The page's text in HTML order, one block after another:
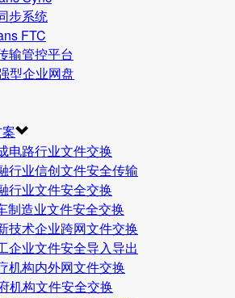
步系统
FTC
输管控平台
型企业网盘
电路行业文件交换
行业信创文件安全传输
行业文件安全交换
制造业文件安全交换
技术企业跨网文件交换
企业文件安全导入导出
机构内外网文件交换
机构文件安全交换